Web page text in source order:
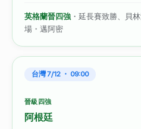
英格蘭晉四強 ・延長賽致勝、貝
場・邁阿密
台灣 7/12 ・ 09:00
晉級四強
阿根廷